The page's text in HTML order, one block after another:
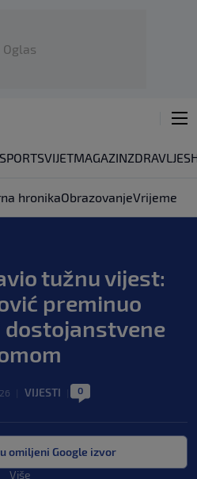
Oglas
SPORTSVIJETMAGAZINZDRAVLJE
hronikaObrazovanjeVrijeme
tužnu vijest:
preminuo
dostojanstvene
VIJESTI 0
omiljeni Google izvor
Više